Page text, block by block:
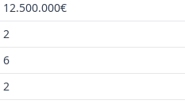
12.500.000€
2
6
2